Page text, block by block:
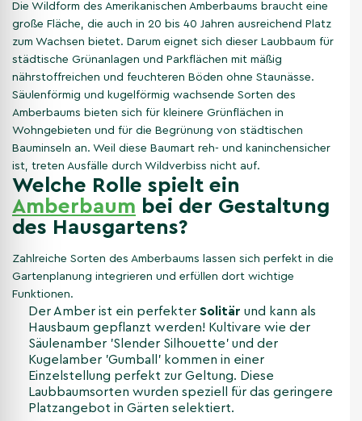
Die Wildform des Amerikanischen Amberbaums braucht eine
große Fläche, die auch in 20 bis 40 Jahren ausreichend Platz
zum Wachsen bietet. Darum eignet sich dieser Laubbaum für
städtische Grünanlagen und Parkflächen mit mäßig
nährstoffreichen und feuchteren Böden ohne Staunässe.
Säulenförmig und kugelförmig wachsende Sorten des
Amberbaums bieten sich für kleinere Grünflächen in
Wohngebieten und für die Begrünung von städtischen
Bauminseln an. Weil diese Baumart reh- und kaninchensicher
ist, treten Ausfälle durch Wildverbiss nicht auf.
Welche Rolle spielt ein
Amberbaum bei der Gestaltung
des Hausgartens?
Zahlreiche Sorten des Amberbaums lassen sich perfekt in die
Gartenplanung integrieren und erfüllen dort wichtige
Funktionen.
Der Amber ist ein perfekter Solitär und kann als
Hausbaum gepflanzt werden! Kultivare wie der
Säulenamber 'Slender Silhouette' und der
Kugelamber 'Gumball' kommen in einer
Einzelstellung perfekt zur Geltung. Diese
Laubbaumsorten wurden speziell für das geringere
Platzangebot in Gärten selektiert.